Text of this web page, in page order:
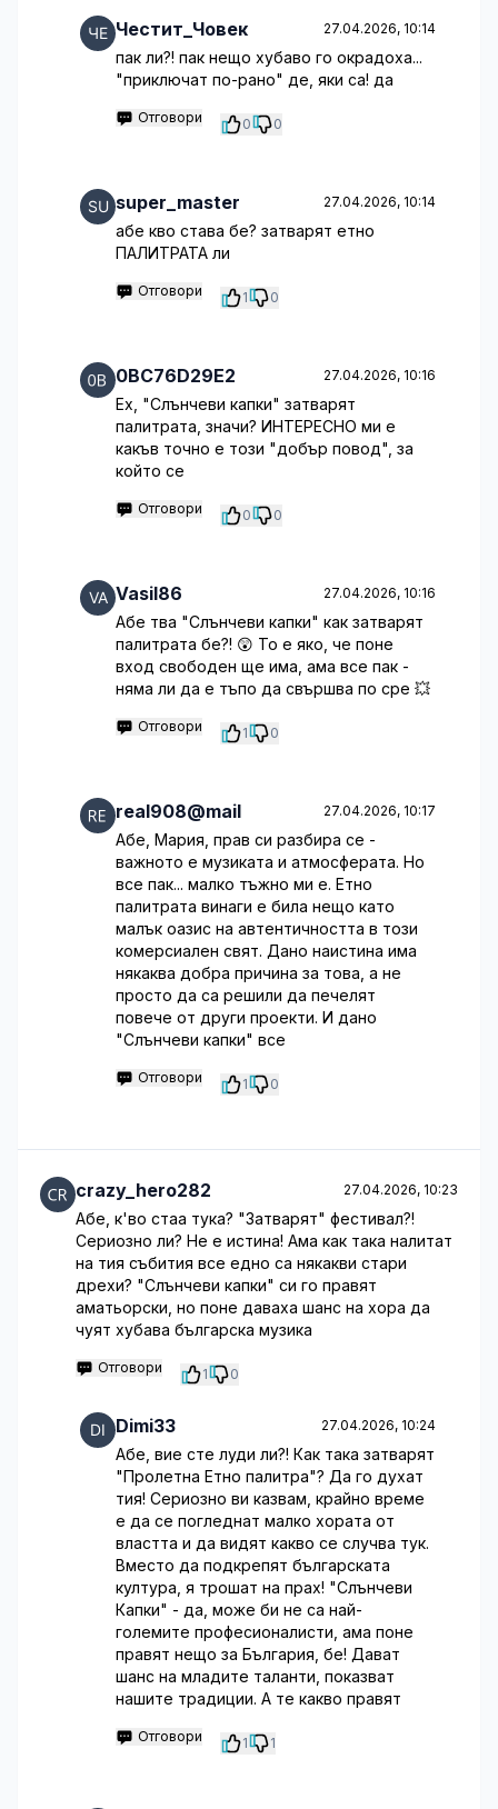
Честит_Човек 27.04.2026, 10:14
пак ли?! пак нещо хубаво го окрадоха...
"приключат по-рано" де, яки са! да
Отговори 0 0
super_master 27.04.2026, 10:14
абе кво става бе? затварят етно
ПАЛИТРАТА ли
Отговори 1 0
0BC76D29E2 27.04.2026, 10:16
Ех, "Слънчеви капки" затварят
палитрата, значи? ИНТЕРЕСНО ми е
какъв точно е този "добър повод", за
който се
Отговори 0 0
Vasil86 27.04.2026, 10:16
Абе тва "Слънчеви капки" как затварят
палитрата бе?! 😲 То е яко, че поне
вход свободен ще има, ама все пак -
няма ли да е тъпо да свършва по сре 💥
Отговори 1 0
real908@mail 27.04.2026, 10:17
Абе, Мария, прав си разбира се -
важното е музиката и атмосферата. Но
все пак... малко тъжно ми е. Етно
палитрата винаги е била нещо като
малък оазис на автентичността в този
комерсиален свят. Дано наистина има
някаква добра причина за това, а не
просто да са решили да печелят
повече от други проекти. И дано
"Слънчеви капки" все
Отговори 1 0
crazy_hero282 27.04.2026, 10:23
Абе, к'во стаа тука? "Затварят" фестивал?!
Сериозно ли? Не е истина! Ама как така налитат
на тия събития все едно са някакви стари
дрехи? "Слънчеви капки" си го правят
аматьорски, но поне даваха шанс на хора да
чуят хубава българска музика
Отговори 1 0
Dimi33 27.04.2026, 10:24
Абе, вие сте луди ли?! Как така затварят
"Пролетна Етно палитра"? Да го духат
тия! Сериозно ви казвам, крайно време
е да се погледнат малко хората от
властта и да видят какво се случва тук.
Вместо да подкрепят българската
култура, я трошат на прах! "Слънчеви
Капки" - да, може би не са най-
големите професионалисти, ама поне
правят нещо за България, бе! Дават
шанс на младите таланти, показват
нашите традиции. А те какво правят
Отговори 1 1